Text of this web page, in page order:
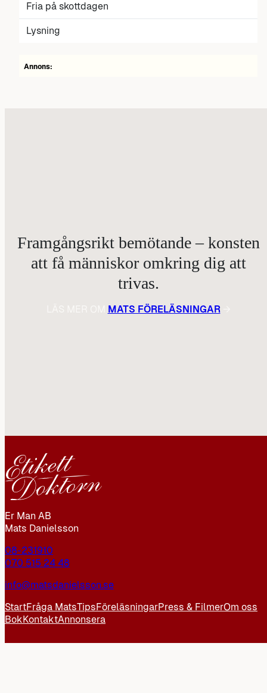
Fria på skottdagen
Lysning
Annons:
Framgångsrikt bemötande – konsten
att få människor omkring dig att
trivas.
MATS FÖRELÄSNINGAR→
Er Man AB
Mats Danielsson
08-231910
070 515 24 48
info@matsdanielsson.se
StartFråga MatsTipsFöreläsningarPress & FilmerOm oss
BokKontaktAnnonsera